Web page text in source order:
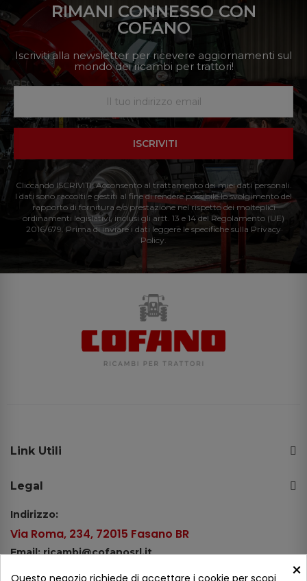
RIMANI CONNESSO CON
COFANO
Iscriviti alla newsletter per ricevere aggiornamenti sul
mondo dei ricambi per trattori!
ISCRIVITI
Cliccando ISCRIVITI: Acconsento al trattamento dei miei dati personali.
I dati sono raccolti e gestiti al fine di rendere possibile lo svolgimento del
rapporto di fornitura e/o prestazione nel rispetto dei molteplici
ordinamenti legislativi, inclusi gli artt. 13 e 14 del Regolamento (UE)
2016/679. Prima di inviare i dati leggere le specifiche sulla Privacy
Policy.
Link Utili
Legal
Indirizzo:
Via Roma, 234, 72015 Fasano BR
Email: ricambi@cofanosrl.it
×